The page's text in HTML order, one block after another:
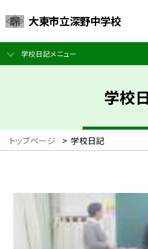
大東市立深野中学校
学校日記メニュー
学校
トップページ > 学校日記